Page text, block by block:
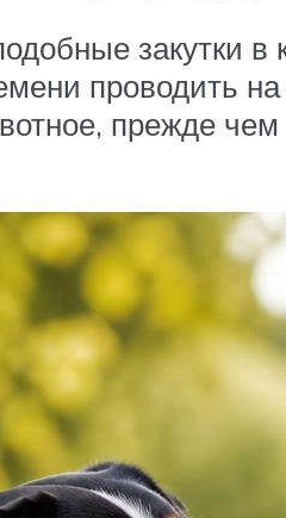
закутки
проводить
прежде чем